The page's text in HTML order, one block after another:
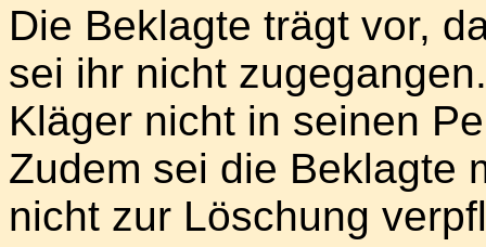
Die Beklagte trägt vor,
sei ihr nicht
Kläger nicht in seinen
Zudem sei die Beklagte
nicht zur Löschung